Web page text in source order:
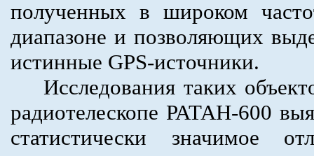
полученных в широком
диапазоне и позволяющих
истинные GPS-источники.
Исследования таких
радиотелескопе РАТАН-600
статистически значимое